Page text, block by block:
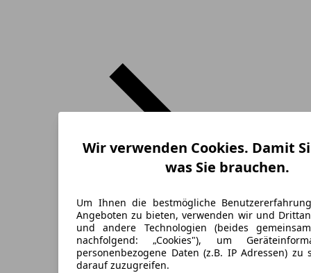
Wir verwenden Cookies. Damit
was Sie brauchen.
Um Ihnen die bestmögliche
Angeboten zu bieten, verwenden wir und
und andere Technologien (beides
nachfolgend: „Cookies"), um
personenbezogene Daten (z.B. IP Adressen) zu
darauf zuzugreifen.